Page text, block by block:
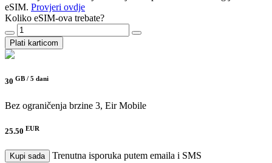
eSIM. Provjeri ovdje
Koliko eSIM-ova trebate?
Plati karticom
30 GB / 5 dani
Bez ograničenja brzine 3, Eir Mobile
25.50 EUR
Kupi sada
Trenutna isporuka putem emaila i SMS